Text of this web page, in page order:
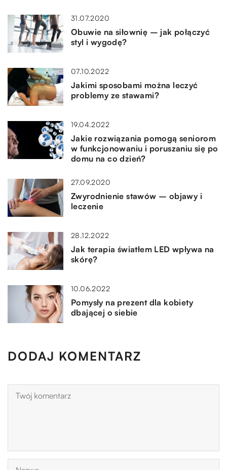
31.07.2020
Obuwie na siłownię – jak połączyć
styl i wygodę?
07.10.2022
Jakimi sposobami można leczyć
problemy ze stawami?
19.04.2022
Jakie rozwiązania pomogą seniorom
w funkcjonowaniu i poruszaniu się po
domu na co dzień?
27.09.2020
Zwyrodnienie stawów – objawy i
leczenie
28.12.2022
Jak terapia światłem LED wpływa na
skórę?
10.06.2022
Pomysły na prezent dla kobiety
dbającej o siebie
DODAJ KOMENTARZ